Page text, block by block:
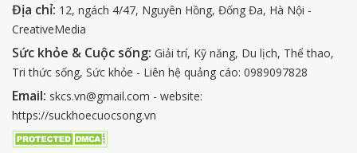
Địa chỉ: 12, ngách 4/47, Nguyên Hồng, Đống Đa, Hà Nội -
CreativeMedia
Sức khỏe & Cuộc sống: Giải trí, Kỹ năng, Du lịch, Thể thao,
Tri thức sống, Sức khỏe - Liên hệ quảng cáo: 0989097828
Email: skcs.vn@gmail.com - website:
https://suckhoecuocsong.vn